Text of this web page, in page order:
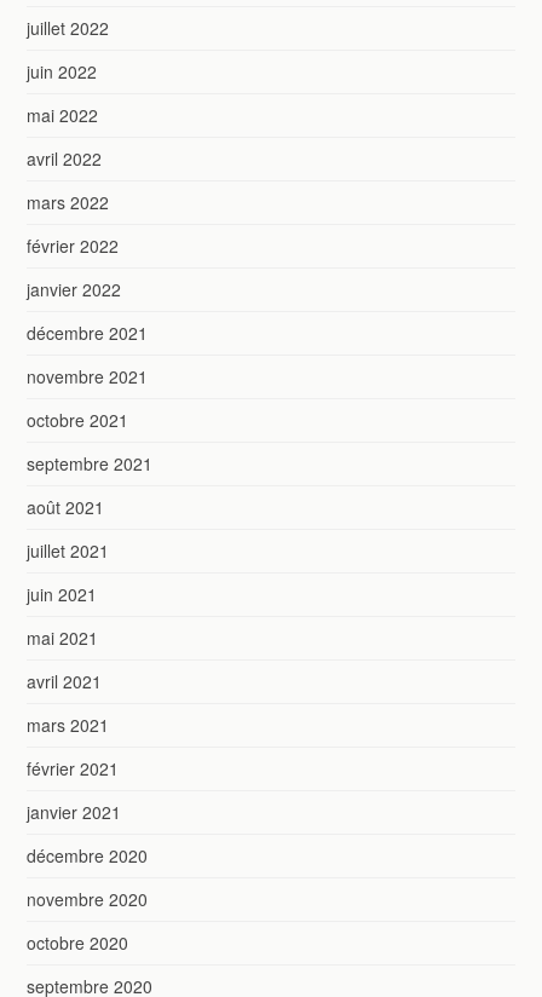
juillet 2022
juin 2022
mai 2022
avril 2022
mars 2022
février 2022
janvier 2022
décembre 2021
novembre 2021
octobre 2021
septembre 2021
août 2021
juillet 2021
juin 2021
mai 2021
avril 2021
mars 2021
février 2021
janvier 2021
décembre 2020
novembre 2020
octobre 2020
septembre 2020